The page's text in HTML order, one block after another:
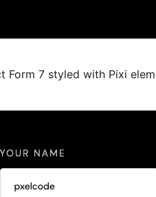
Form 7 styled with Pixi